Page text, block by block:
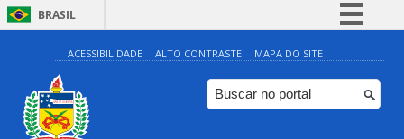
BRASIL
Simplifique!
Comunica BR
Participe
ACESSIBILIDADE ALTO CONTRASTE MAPA DO SITE